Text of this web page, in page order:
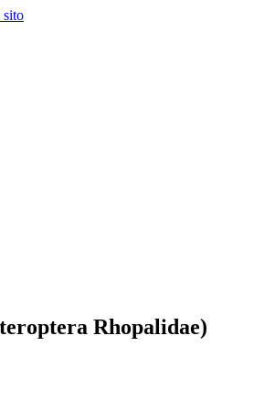
sito
Rhopalidae)